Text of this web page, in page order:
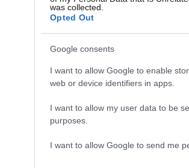
was collected.
Opted Out
Google consents
I want to allow Google to enable
web or device identifiers in apps.
I want to allow my user data to be
purposes.
I want to allow Google to send me